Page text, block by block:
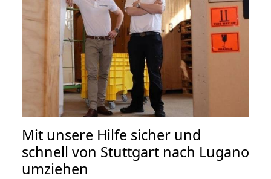
Mit unsere Hilfe sicher und
schnell von Stuttgart nach Lugano
umziehen